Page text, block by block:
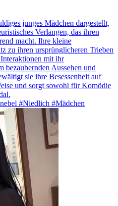
junges Mädchen dargestellt,
Verlangen, das ihren
macht. Ihre kleine
zu ihren ursprünglicheren Trieben
mit ihr
bezaubernden Aussehen und
sie ihre Besessenheit auf
und sorgt sowohl für Komödie
#Niedlich #Mädchen